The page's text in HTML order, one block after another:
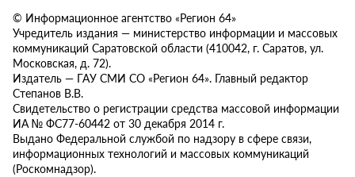
© Информационное агентство «Регион 64»
Учредитель издания — министерство информации и массовых
коммуникаций Саратовской области (410042, г. Саратов, ул.
Московская, д. 72).
Издатель — ГАУ СМИ СО «Регион 64». Главный редактор
Степанов В.В.
Свидетельство о регистрации средства массовой информации
ИА № ФС77-60442 от 30 декабря 2014 г.
Выдано Федеральной службой по надзору в сфере связи,
информационных технологий и массовых коммуникаций
(Роскомнадзор).